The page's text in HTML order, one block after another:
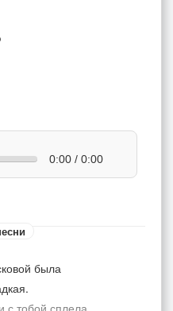
0:00 / 0:00
была
тобой сплела,